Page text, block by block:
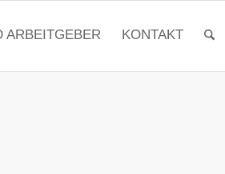
ARBEITGEBER KONTAKT